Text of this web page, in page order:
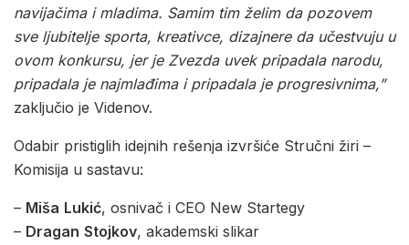
navijačima i mladima. Samim tim želim da pozovem
sve ljubitelje sporta, kreativce, dizajnere da učestvuju u
ovom konkursu, jer je Zvezda uvek pripadala narodu,
pripadala je najmlađima i pripadala je progresivnima,”
zaključio je Videnov.
Odabir pristiglih idejnih rešenja izvršiće Stručni žiri –
Komisija u sastavu:
– Miša Lukić, osnivač i CEO New Startegy
– Dragan Stojkov, akademski slikar